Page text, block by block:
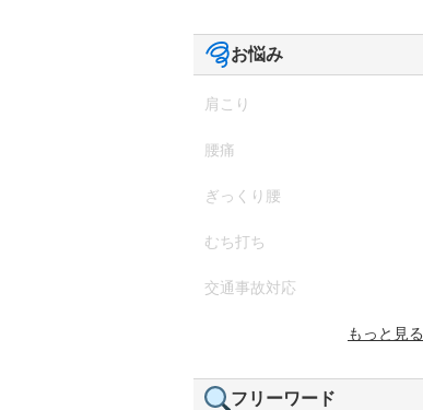
お悩み
肩こり
腰痛
ぎっくり腰
むち打ち
交通事故対応
もっと見る
フリーワード